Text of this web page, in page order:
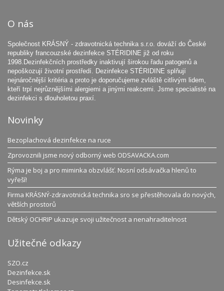
O nás
Společnost KRÁSNÝ - zdravotnická technika s.r.o. dováží do České
republiky francouzské dezinfekce STÉRIDINE již od roku
1998.Dezinfekčních prostředky inaktivují širokou řadu patogenů a
nepoškozují životní prostředí. Dezinfekce STÉRIDINE splňují
nejnáročnější kritéria a proto je doporučujeme zvláště citlivým lidem,
kteří trpí nejrůznějšími alergiemi a jinými reakcemi. Jsme specialisté na
dezinfekci s dlouholetou praxí.
Novinky
Bezoplachová dezinfekce na ruce
Zprovoznili jsme nový odborný web ODSAVACKA.com
Rýma je boj a pro miminka obzvlášť. Nosní odsávačka hlenů to
vyřeší!
Firma KRÁSNÝ-zdravotnická technika sro se přestěhovala do nových,
větších prostorů
Dětský OCHRIP ukazuje svoji užitečnost a nenahraditelnost
Užitečné odkazy
SZO.cz
Dezinfekce.sk
Desinfekce.sk